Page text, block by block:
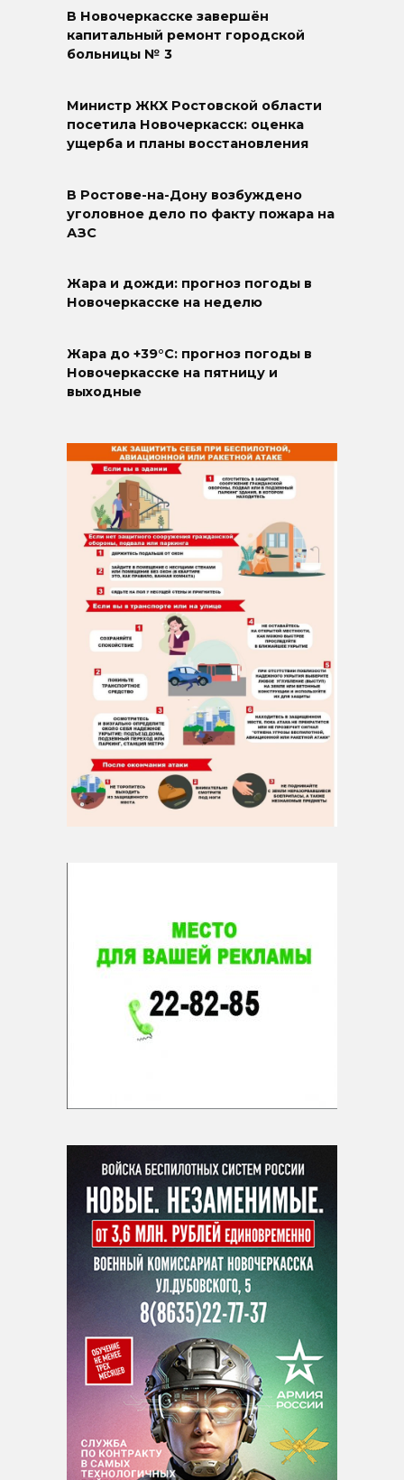
В Новочеркасске завершён
капитальный ремонт городской
больницы № 3
Министр ЖКХ Ростовской области
посетила Новочеркасск: оценка
ущерба и планы восстановления
В Ростове-на-Дону возбуждено
уголовное дело по факту пожара на
АЗС
Жара и дожди: прогноз погоды в
Новочеркасске на неделю
Жара до +39°C: прогноз погоды в
Новочеркасске на пятницу и
выходные